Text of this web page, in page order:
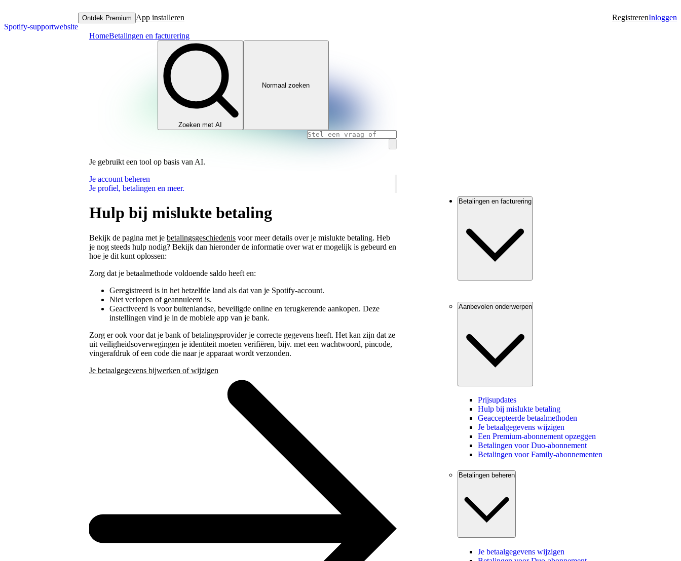
Spotify-supportwebsite
Ontdek Premium App installeren RegistrerenInloggen
HomeBetalingen en facturering
Zoeken met AI
Normaal zoeken
Je gebruikt een tool op basis van AI.
Je account beheren
Je profiel, betalingen en meer.
Hulp bij mislukte betaling
Bekijk de pagina met je betalingsgeschiedenis voor meer details over je mislukte betaling. Heb
je nog steeds hulp nodig? Bekijk dan hieronder de informatie over wat er mogelijk is gebeurd en
hoe je dit kunt oplossen:
Zorg dat je betaalmethode voldoende saldo heeft en:
Geregistreerd is in het hetzelfde land als dat van je Spotify-account.
Niet verlopen of geannuleerd is.
Geactiveerd is voor buitenlandse, beveiligde online en terugkerende aankopen. Deze
instellingen vind je in de mobiele app van je bank.
Zorg er ook voor dat je bank of betalingsprovider je correcte gegevens heeft. Het kan zijn dat ze
uit veiligheidsoverwegingen je identiteit moeten verifiëren, bijv. met een wachtwoord, pincode,
vingerafdruk of een code die naar je apparaat wordt verzonden.
Je betaalgegevens bijwerken of wijzigen
Betalingen en facturering
Aanbevolen onderwerpen
Prijsupdates
Hulp bij mislukte betaling
Geaccepteerde betaalmethoden
Je betaalgegevens wijzigen
Een Premium-abonnement opzeggen
Betalingen voor Duo-abonnement
Betalingen voor Family-abonnementen
Betalingen beheren
Je betaalgegevens wijzigen